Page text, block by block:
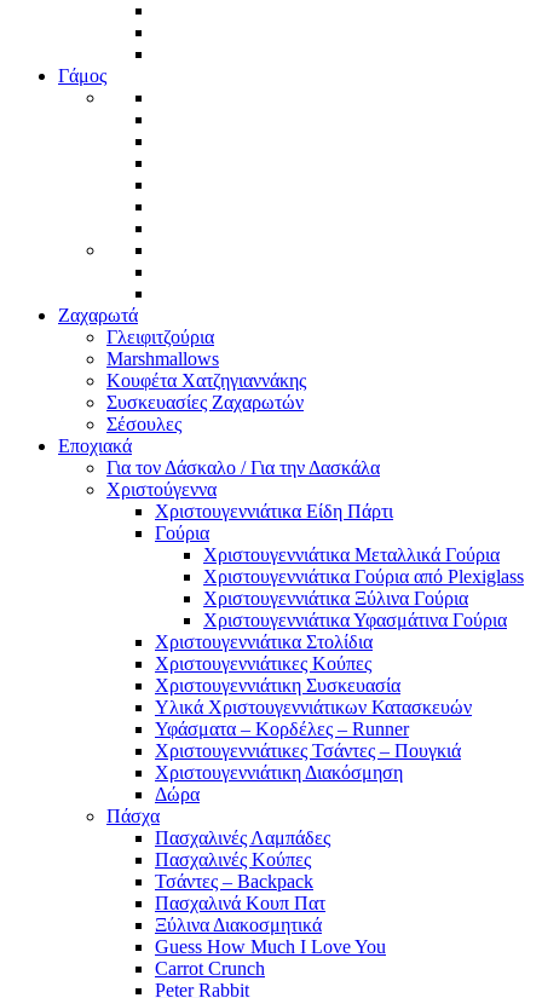
Γάμος
Ζαχαρωτά
Γλειφιτζούρια
Marshmallows
Κουφέτα Χατζηγιαννάκης
Συσκευασίες Ζαχαρωτών
Σέσουλες
Εποχιακά
Για τον Δάσκαλο / Για την Δασκάλα
Χριστούγεννα
Χριστουγεννιάτικα Είδη Πάρτι
Γούρια
Χριστουγεννιάτικα Μεταλλικά Γούρια
Χριστουγεννιάτικα Γούρια από Plexiglass
Χριστουγεννιάτικα Ξύλινα Γούρια
Χριστουγεννιάτικα Υφασμάτινα Γούρια
Χριστουγεννιάτικα Στολίδια
Χριστουγεννιάτικες Κούπες
Χριστουγεννιάτικη Συσκευασία
Υλικά Χριστουγεννιάτικων Κατασκευών
Υφάσματα – Κορδέλες – Runner
Χριστουγεννιάτικες Τσάντες – Πουγκιά
Χριστουγεννιάτικη Διακόσμηση
Δώρα
Πάσχα
Πασχαλινές Λαμπάδες
Πασχαλινές Κούπες
Τσάντες – Backpack
Πασχαλινά Κουπ Πατ
Ξύλινα Διακοσμητικά
Guess How Much I Love You
Carrot Crunch
Peter Rabbit